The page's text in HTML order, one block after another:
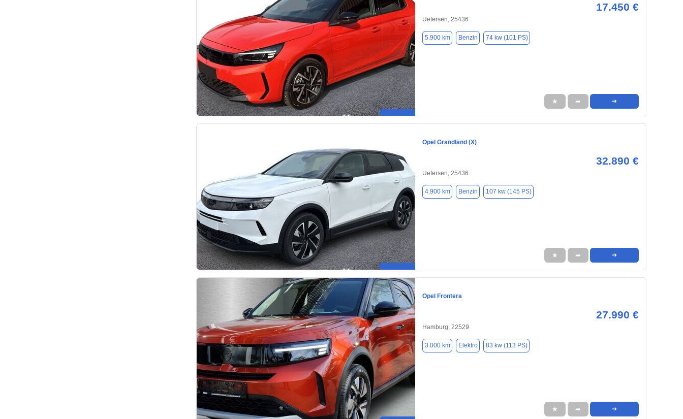
17.450 €
Uetersen, 25436
5.900 km Benzin 74 kw (101 PS)
★ ➦ ➜
Opel Grandland (X)
32.890 €
Uetersen, 25436
4.900 km Benzin 107 kw (145 PS)
★ ➦ ➜
Opel Frontera
27.990 €
Hamburg, 22529
3.000 km Elektro 83 kw (113 PS)
★ ➦ ➜